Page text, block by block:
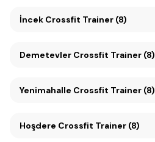
İncek Crossfit Trainer (8)
Demetevler Crossfit Trainer (8)
Yenimahalle Crossfit Trainer (8)
Hoşdere Crossfit Trainer (8)